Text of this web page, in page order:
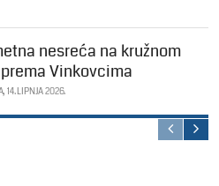
nesreća na kružnom
Vinkovcima
14. LIPNJA 2026.